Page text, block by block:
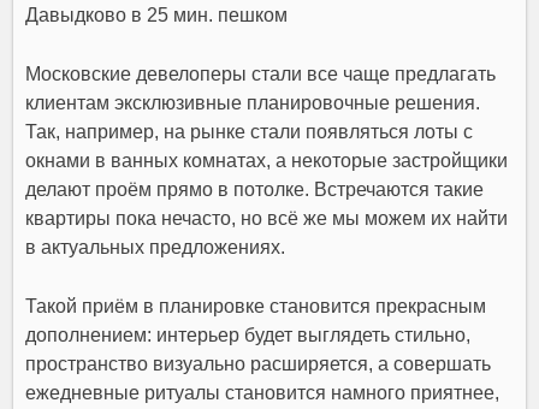
Давыдково в 25 мин. пешком
Московские девелоперы стали все чаще предлагать
клиентам эксклюзивные планировочные решения.
Так, например, на рынке стали появляться лоты с
окнами в ванных комнатах, а некоторые застройщики
делают проём прямо в потолке. Встречаются такие
квартиры пока нечасто, но всё же мы можем их найти
в актуальных предложениях.
Такой приём в планировке становится прекрасным
дополнением: интерьер будет выглядеть стильно,
пространство визуально расширяется, а совершать
ежедневные ритуалы становится намного приятнее,